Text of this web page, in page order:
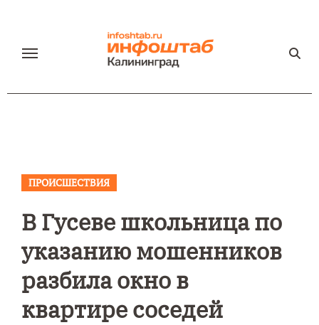
содержанию
ПРОИСШЕСТВИЯ
В Гусеве школьница по
указанию мошенников
разбила окно в
квартире соседей